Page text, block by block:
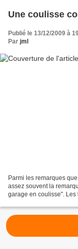
Une coulisse
Publié le 13/12/2009 à
Par jml
Parmi les remarques
assez souvent la
garage en coulisse".